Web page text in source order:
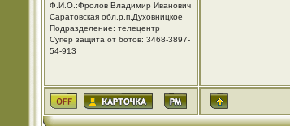
Ф.И.О.:Фролов Владимир Иванович
Саратовская обл.р.п.Духовницкое
Подразделение: телецентр
Супер защита от ботов: 3468-3897-
54-913